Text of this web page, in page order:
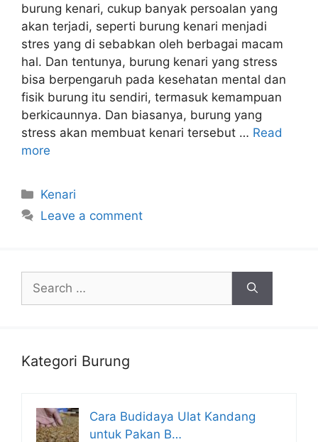
burung kenari, cukup banyak persoalan yang
akan terjadi, seperti burung kenari menjadi
stres yang di sebabkan oleh berbagai macam
hal. Dan tentunya, burung kenari yang stress
bisa berpengaruh pada kesehatan mental dan
fisik burung itu sendiri, termasuk kemampuan
berkicaunnya. Dan biasanya, burung yang
stress akan membuat kenari tersebut … Read
more
Categories
Kenari
Leave a comment
for:
Kategori Burung
Cara Budidaya Ulat Kandang
untuk Pakan B…